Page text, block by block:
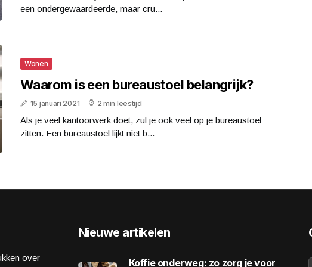
een ondergewaardeerde, maar cru...
Wonen
Waarom is een bureaustoel belangrijk?
15 januari 2021 2 min leestijd
Als je veel kantoorwerk doet, zul je ook veel op je bureaustoel
zitten. Een bureaustoel lijkt niet b...
over
Nieuwe artikelen
Koffie onderweg: zo zorg je voor